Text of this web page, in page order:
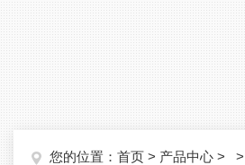
您的位置： 首页 > 产品中心 > >